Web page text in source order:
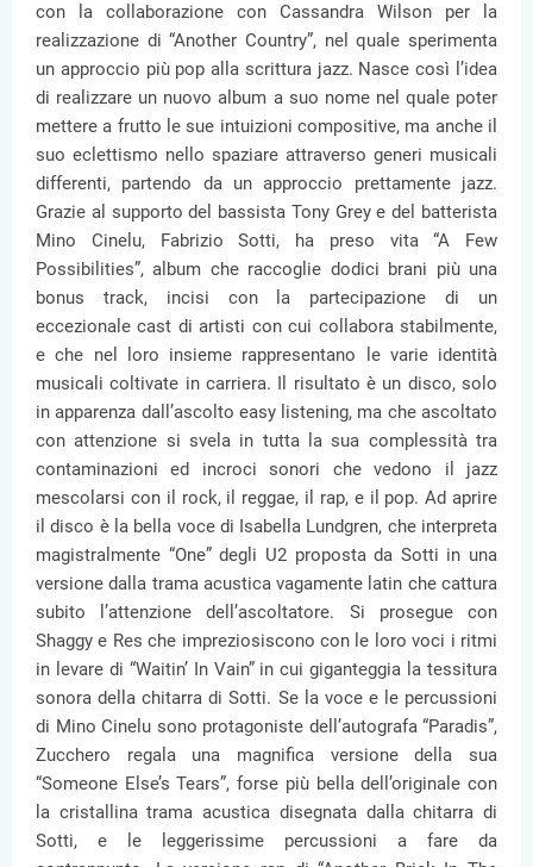
con la collaborazione con Cassandra Wilson per la
realizzazione di “Another Country”, nel quale sperimenta
un approccio più pop alla scrittura jazz. Nasce così l’idea
di realizzare un nuovo album a suo nome nel quale poter
mettere a frutto le sue intuizioni compositive, ma anche il
suo eclettismo nello spaziare attraverso generi musicali
differenti, partendo da un approccio prettamente jazz.
Grazie al supporto del bassista Tony Grey e del batterista
Mino Cinelu, Fabrizio Sotti, ha preso vita “A Few
Possibilities”, album che raccoglie dodici brani più una
bonus track, incisi con la partecipazione di un
eccezionale cast di artisti con cui collabora stabilmente,
e che nel loro insieme rappresentano le varie identità
musicali coltivate in carriera. Il risultato è un disco, solo
in apparenza dall’ascolto easy listening, ma che ascoltato
con attenzione si svela in tutta la sua complessità tra
contaminazioni ed incroci sonori che vedono il jazz
mescolarsi con il rock, il reggae, il rap, e il pop. Ad aprire
il disco è la bella voce di Isabella Lundgren, che interpreta
magistralmente “One” degli U2 proposta da Sotti in una
versione dalla trama acustica vagamente latin che cattura
subito l’attenzione dell’ascoltatore. Si prosegue con
Shaggy e Res che impreziosiscono con le loro voci i ritmi
in levare di “Waitin’ In Vain” in cui giganteggia la tessitura
sonora della chitarra di Sotti. Se la voce e le percussioni
di Mino Cinelu sono protagoniste dell’autografa “Paradis”,
Zucchero regala una magnifica versione della sua
“Someone Else’s Tears”, forse più bella dell’originale con
la cristallina trama acustica disegnata dalla chitarra di
Sotti, e le leggerissime percussioni a fare da